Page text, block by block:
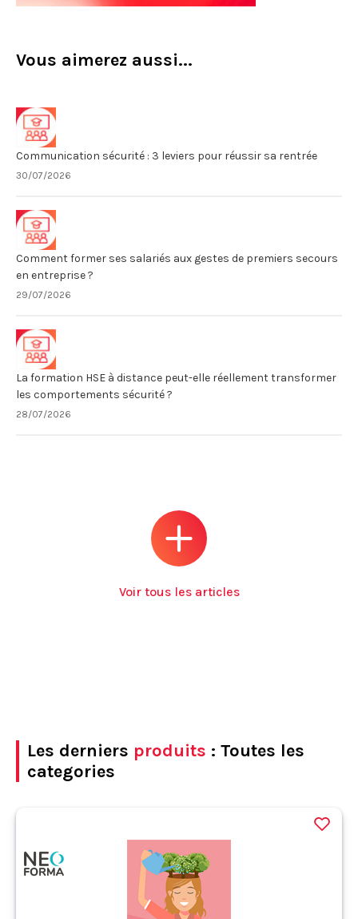
Vous aimerez aussi...
Communication sécurité : 3 leviers pour réussir sa rentrée
30/07/2026
Comment former ses salariés aux gestes de premiers secours
en entreprise ?
29/07/2026
La formation HSE à distance peut-elle réellement transformer
les comportements sécurité ?
28/07/2026
Voir tous les articles
Les derniers produits : Toutes les
categories